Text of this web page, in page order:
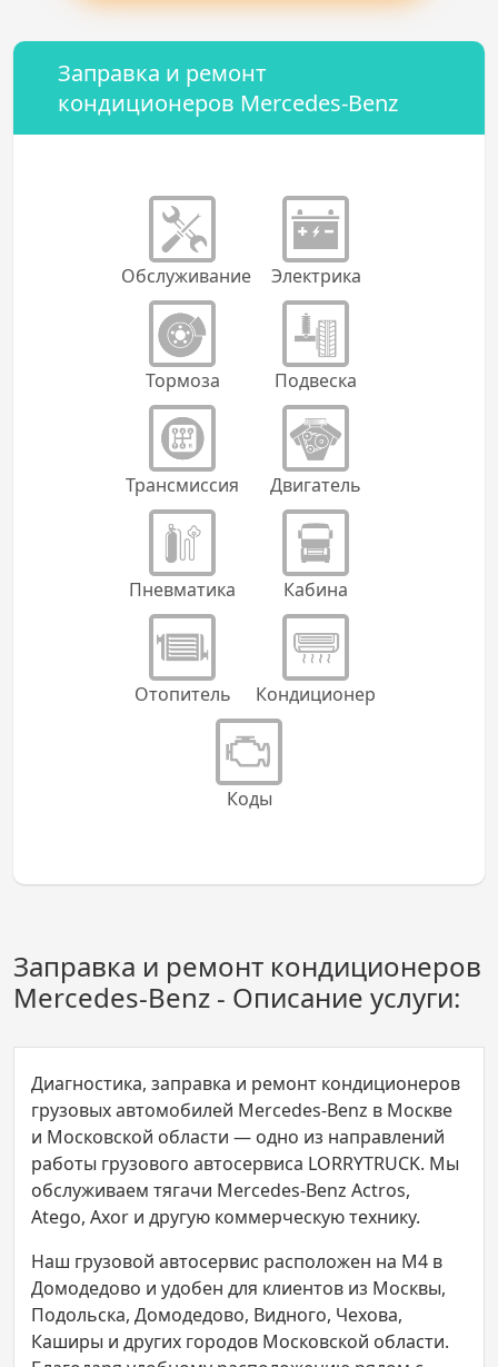
Заправка и ремонт
кондиционеров Mercedes-Benz
Обслуживание Электрика
Тормоза Подвеска
Трансмиссия Двигатель
Пневматика Кабина
Отопитель Кондиционер
Коды
Заправка и ремонт кондиционеров
Mercedes-Benz - Описание услуги:
Диагностика, заправка и ремонт кондиционеров
грузовых автомобилей Mercedes-Benz в Москве
и Московской области — одно из направлений
работы грузового автосервиса LORRYTRUCK. Мы
обслуживаем тягачи Mercedes-Benz Actros,
Atego, Axor и другую коммерческую технику.
Наш грузовой автосервис расположен на М4 в
Домодедово и удобен для клиентов из Москвы,
Подольска, Домодедово, Видного, Чехова,
Каширы и других городов Московской области.